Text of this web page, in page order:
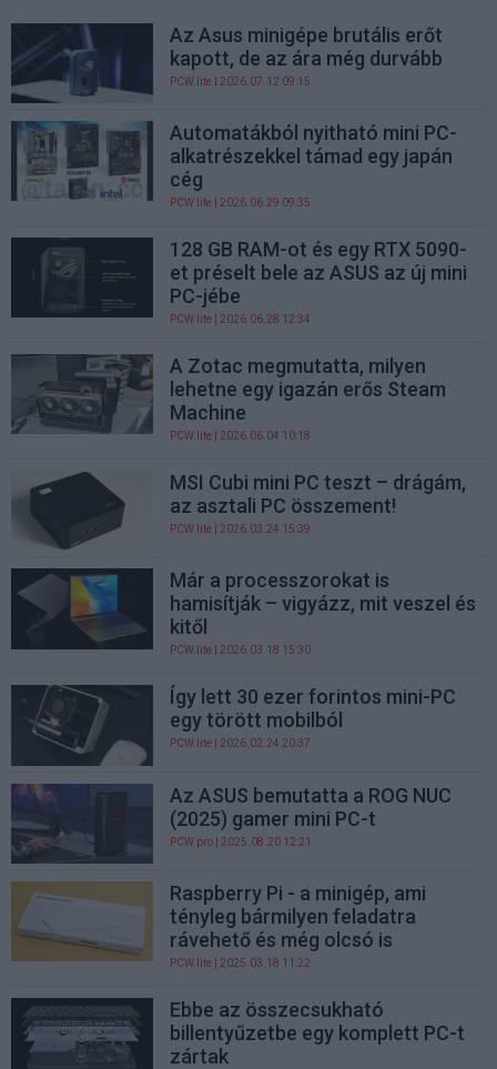
Az Asus minigépe brutális erőt
kapott, de az ára még durvább
PCW.lite | 2026.07.12 09:15
Automatákból nyitható mini PC-
alkatrészekkel támad egy japán
cég
PCW.lite | 2026.06.29 09:35
128 GB RAM-ot és egy RTX 5090-
et préselt bele az ASUS az új mini
PC-jébe
PCW.lite | 2026.06.28 12:34
A Zotac megmutatta, milyen
lehetne egy igazán erős Steam
Machine
PCW.lite | 2026.06.04 10:18
MSI Cubi mini PC teszt – drágám,
az asztali PC összement!
PCW.lite | 2026.03.24 15:39
Már a processzorokat is
hamisítják – vigyázz, mit veszel és
kitől
PCW.lite | 2026.03.18 15:30
Így lett 30 ezer forintos mini-PC
egy törött mobilból
PCW.lite | 2026.02.24 20:37
Az ASUS bemutatta a ROG NUC
(2025) gamer mini PC-t
PCW.pro | 2025.08.20 12:21
Raspberry Pi - a minigép, ami
tényleg bármilyen feladatra
rávehető és még olcsó is
PCW.lite | 2025.03.18 11:22
Ebbe az összecsukható
billentyűzetbe egy komplett PC-t
zártak